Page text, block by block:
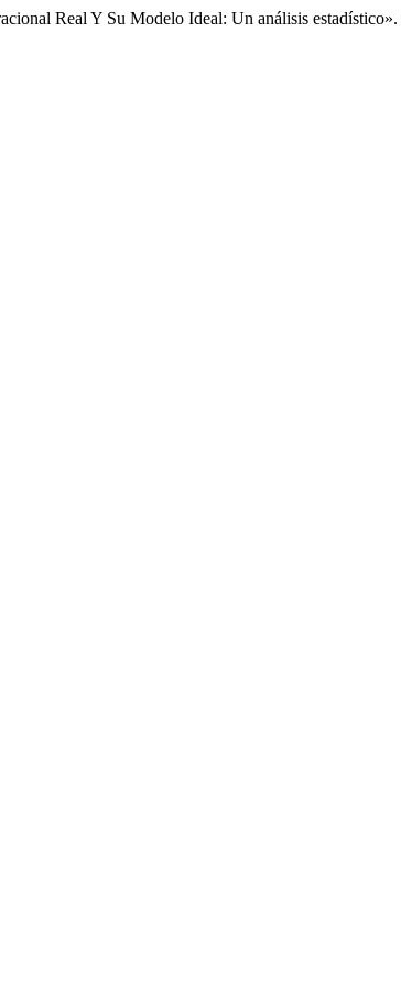
Real Y Su Modelo Ideal: Un análisis estadístico».